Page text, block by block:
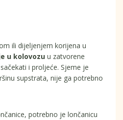
ili dijeljenjem korijena u
u kolovozu u zatvorene
i proljeće. Sjeme je
supstrata, nije ga potrebno
potrebno je lončanicu